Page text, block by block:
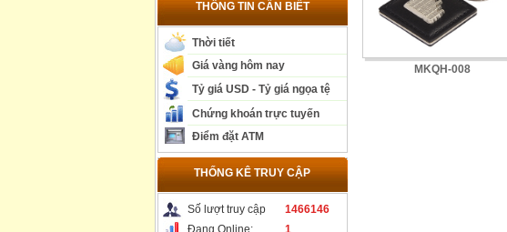
THÔNG TIN CẦN BIẾT
Thời tiết
Giá vàng hôm nay
Tỷ giá USD - Tỷ giá ngọa tệ
Chứng khoán trực tuyến
Điểm đặt ATM
THỐNG KÊ TRUY CẬP
Số lượt truy cập
1466146
Đang Online:
1
MKQH-008